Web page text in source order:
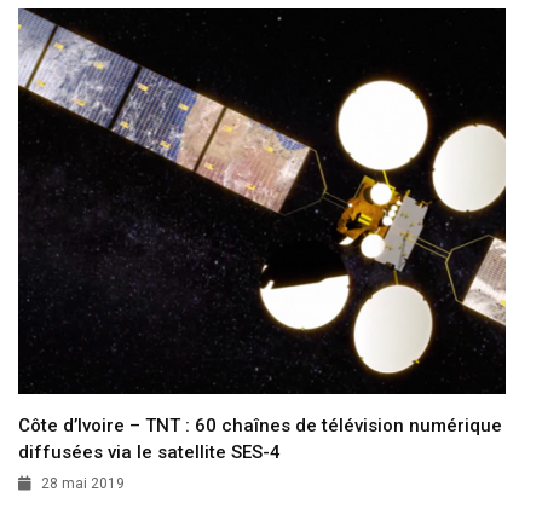
Côte d’Ivoire – TNT : 60 chaînes de télévision numérique
diffusées via le satellite SES-4
28 mai 2019